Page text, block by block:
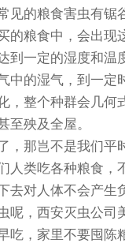
见的粮食害虫有锯
的粮食中，会出现
到一定的湿度和温
中的湿气，到一定
，整个种群会几何
至殃及全屋。
，那岂不是我们平
人类吃各种粮食，
去对人体不会产生
呢，西安灭虫公司
吃，家里不要囤陈